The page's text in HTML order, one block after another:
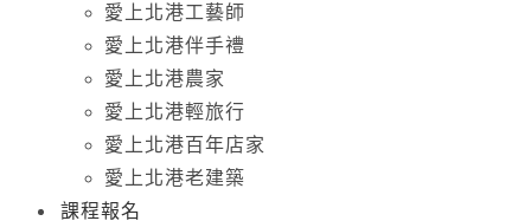
愛上北港工藝師
愛上北港伴手禮
愛上北港農家
愛上北港輕旅行
愛上北港百年店家
愛上北港老建築
課程報名